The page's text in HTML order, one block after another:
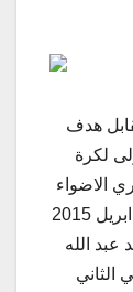
هدف
لكرة
الاضواء
وذلك في المباراة التي جرت اليوم الرابع من ابريل 2015
عبد الله
دبي الثاني